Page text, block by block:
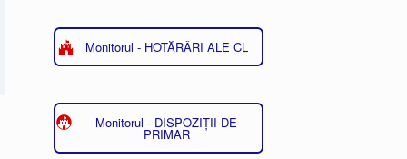
Monitorul - HOTĂRÂRI ALE CL
Monitorul - DISPOZIȚII DE
PRIMAR